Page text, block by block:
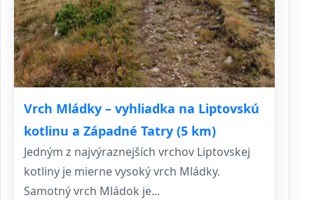
Vrch Mládky – vyhliadka na Liptovskú
kotlinu a Západné Tatry (5 km)
Jedným z najvýraznejších vrchov Liptovskej
kotliny je mierne vysoký vrch Mládky.
Samotný vrch Mládok je...